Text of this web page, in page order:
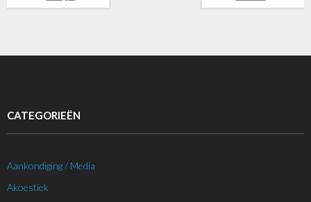
CATEGORIEËN
Aankondiging / Media
Akoestiek